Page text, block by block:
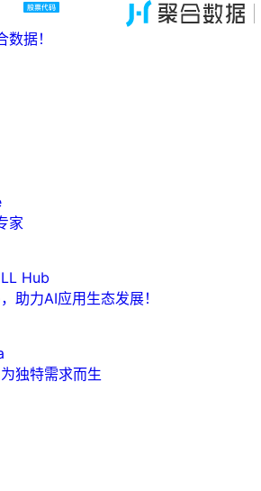
据！
家
Hub
助力AI应用生态发展！
独特需求而生